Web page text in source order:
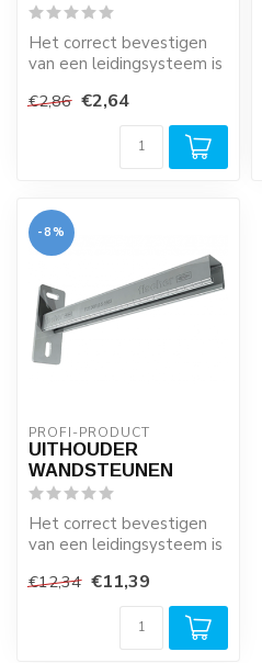
Het correct bevestigen
van een leidingsysteem is
rekeni...
€2,86 €2,64
-8%
PROFI-PRODUCT
UITHOUDER
WANDSTEUNEN
Het correct bevestigen
van een leidingsysteem is
rekeni...
€12,34 €11,39